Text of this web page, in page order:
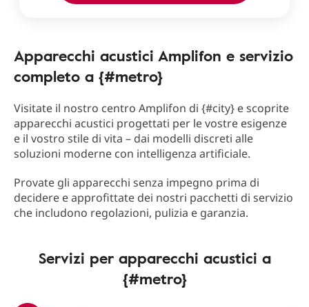
Apparecchi acustici Amplifon e servizio
completo a {#metro}
Visitate il nostro centro Amplifon di {#city} e scoprite
apparecchi acustici progettati per le vostre esigenze
e il vostro stile di vita – dai modelli discreti alle
soluzioni moderne con intelligenza artificiale.
Provate gli apparecchi senza impegno prima di
decidere e approfittate dei nostri pacchetti di servizio
che includono regolazioni, pulizia e garanzia.
Servizi per apparecchi acustici a
{#metro}